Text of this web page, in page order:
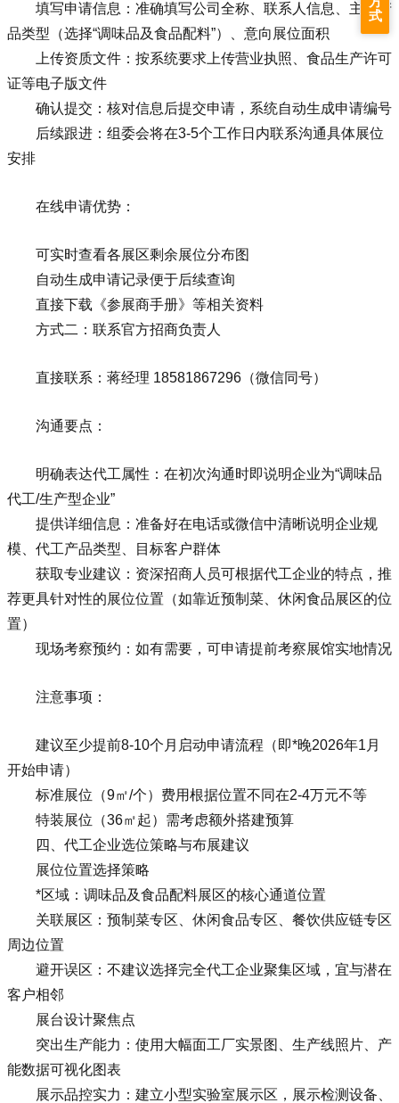
填写申请信息：准确填写公司全称、联系人信息、主营产
品类型（选择“调味品及食品配料”）、意向展位面积
上传资质文件：按系统要求上传营业执照、食品生产许可
证等电子版文件
确认提交：核对信息后提交申请，系统自动生成申请编号
后续跟进：组委会将在3-5个工作日内联系沟通具体展位
安排
在线申请优势：
可实时查看各展区剩余展位分布图
自动生成申请记录便于后续查询
直接下载《参展商手册》等相关资料
方式二：联系官方招商负责人
直接联系：蒋经理 18581867296（微信同号）
沟通要点：
明确表达代工属性：在初次沟通时即说明企业为“调味品
代工/生产型企业”
提供详细信息：准备好在电话或微信中清晰说明企业规
模、代工产品类型、目标客户群体
获取专业建议：资深招商人员可根据代工企业的特点，推
荐更具针对性的展位位置（如靠近预制菜、休闲食品展区的位
置）
现场考察预约：如有需要，可申请提前考察展馆实地情况
注意事项：
建议至少提前8-10个月启动申请流程（即*晚2026年1月
开始申请）
标准展位（9㎡/个）费用根据位置不同在2-4万元不等
特装展位（36㎡起）需考虑额外搭建预算
四、代工企业选位策略与布展建议
展位位置选择策略
*区域：调味品及食品配料展区的核心通道位置
关联展区：预制菜专区、休闲食品专区、餐饮供应链专区
周边位置
避开误区：不建议选择完全代工企业聚集区域，宜与潜在
客户相邻
展台设计聚焦点
突出生产能力：使用大幅面工厂实景图、生产线照片、产
能数据可视化图表
展示品控实力：建立小型实验室展示区，展示检测设备、
式